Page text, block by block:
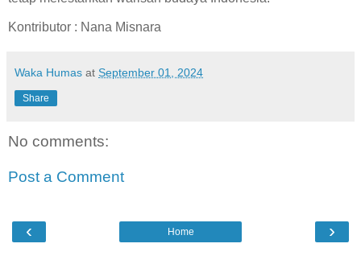
Kontributor : Nana Misnara
Waka Humas at September 01, 2024
Share
No comments:
Post a Comment
‹ ›
Home